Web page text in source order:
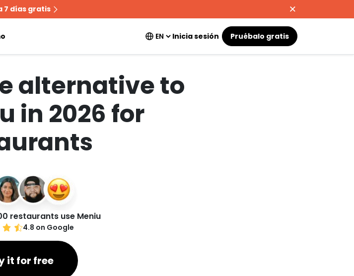
7 días gratis
Inicia sesión Pruébalo gratis
alternative to
in 2026 for
restaurants use Meniu
4.8 on Google
it for free